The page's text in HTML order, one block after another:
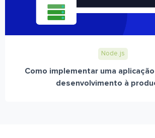
Node.js
Como implementar uma
desenvolvimento à